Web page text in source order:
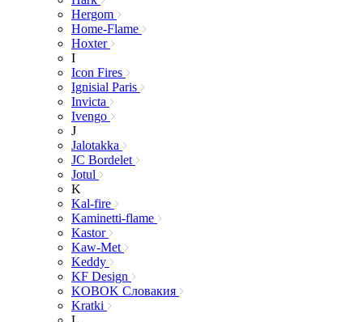
Hergom
Home-Flame
Hoxter
I
Icon Fires
Ignisial Paris
Invicta
Ivengo
J
Jalotakka
JC Bordelet
Jotul
K
Kal-fire
Kaminetti-flame
Kastor
Kaw-Met
Keddy
KF Design
KOBOK Словакия
Kratki